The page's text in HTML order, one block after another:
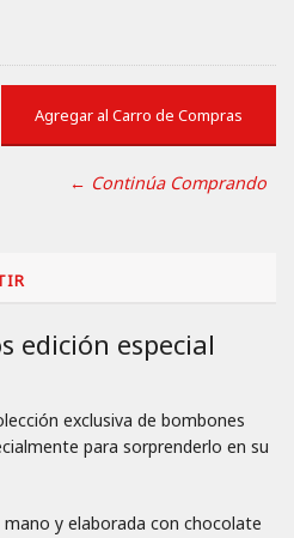
← Continúa Comprando
edición especial
exclusiva de bombones
para sorprenderlo en su
y elaborada con chocolate